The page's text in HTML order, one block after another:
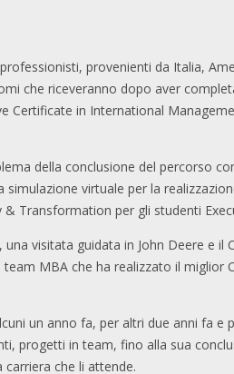
provenienti da Italia,
che riceveranno dopo aver
Certificate in International
della conclusione del percorso
virtuale per la
Transformation per gli studenti
visitata guidata in John Deere e il
MBA che ha realizzato il miglior
un anno fa, per altri due anni fa e
progetti in team, fino alla sua
che li attende.